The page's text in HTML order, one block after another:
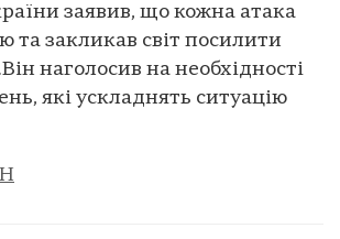
заявив, що кожна атака
та закликав світ посилити
наголосив на необхідності
які ускладнять ситуацію